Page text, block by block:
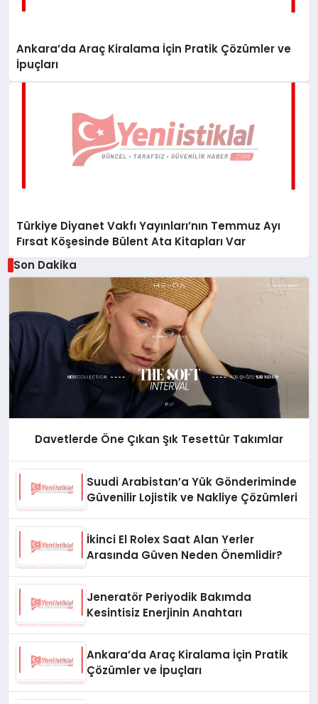
Ankara’da Araç Kiralama İçin Pratik Çözümler ve
İpuçları
Türkiye Diyanet Vakfı Yayınları’nın Temmuz Ayı
Fırsat Köşesinde Bülent Ata Kitapları Var
Son Dakika
Davetlerde Öne Çıkan Şık Tesettür Takımlar
Suudi Arabistan’a Yük Gönderiminde
Güvenilir Lojistik ve Nakliye Çözümleri
İkinci El Rolex Saat Alan Yerler
Arasında Güven Neden Önemlidir?
Jeneratör Periyodik Bakımda
Kesintisiz Enerjinin Anahtarı
Ankara’da Araç Kiralama İçin Pratik
Çözümler ve İpuçları